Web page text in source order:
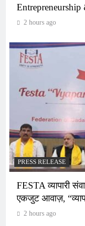
Entrepreneurship
2 hours ago
PRESS RELEASE
FESTA व्यापारी
एकजुट आवाज़,
2 hours ago